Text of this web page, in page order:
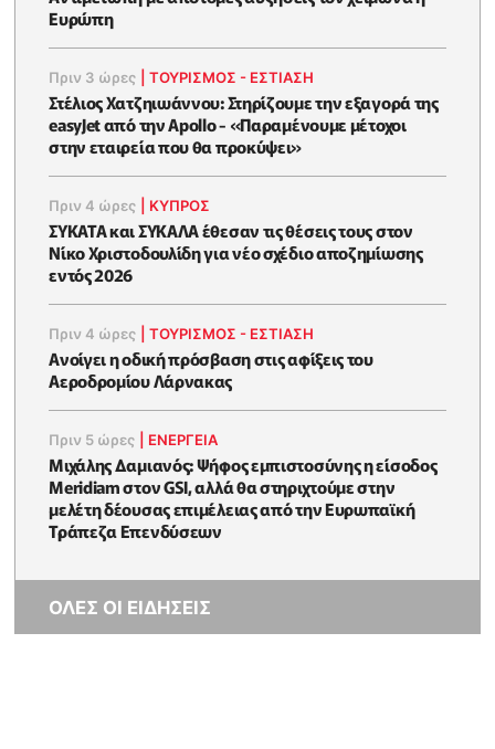
Ευρώπη
Πριν 3 ώρες |ΤΟΥΡΙΣΜΟΣ - ΕΣΤΙΑΣΗ
Στέλιος Χατζηιωάννου: Στηρίζουμε την εξαγορά της
easyJet από την Apollo - «Παραμένουμε μέτοχοι
στην εταιρεία που θα προκύψει»
Πριν 4 ώρες ΚΥΠΡΟΣ
ΣΥΚΑΤΑ και ΣΥΚΑΛΑ έθεσαν τις θέσεις τους στον
Νίκο Χριστοδουλίδη για νέο σχέδιο αποζημίωσης
εντός 2026
Πριν 4 ώρες |ΤΟΥΡΙΣΜΟΣ - ΕΣΤΙΑΣΗ
Ανοίγει η οδική πρόσβαση στις αφίξεις του
Αεροδρομίου Λάρνακας
Πριν 5 ώρες ΕΝΈΡΓΕΙΑ
Μιχάλης Δαμιανός: Ψήφος εμπιστοσύνης η είσοδος
Meridiam στον GSI, αλλά θα στηριχτούμε στην
μελέτη δέουσας επιμέλειας από την Ευρωπαϊκή
Τράπεζα Επενδύσεων
ΟΛΕΣ ΟΙ ΕΙΔΗΣΕΙΣ